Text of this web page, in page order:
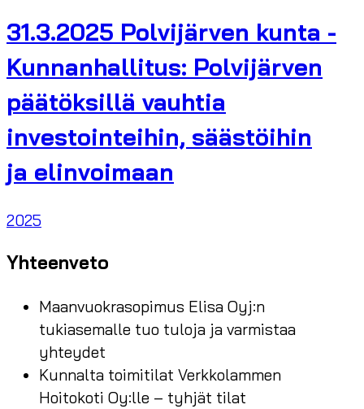
31.3.2025 Polvijärven kunta -
Kunnanhallitus: Polvijärven
päätöksillä vauhtia
investointeihin, säästöihin
ja elinvoimaan
2025
Yhteenveto
Maanvuokrasopimus Elisa Oyj:n
tukiasemalle tuo tuloja ja varmistaa
yhteydet
Kunnalta toimitilat Verkkolammen
Hoitokoti Oy:lle – tyhjät tilat